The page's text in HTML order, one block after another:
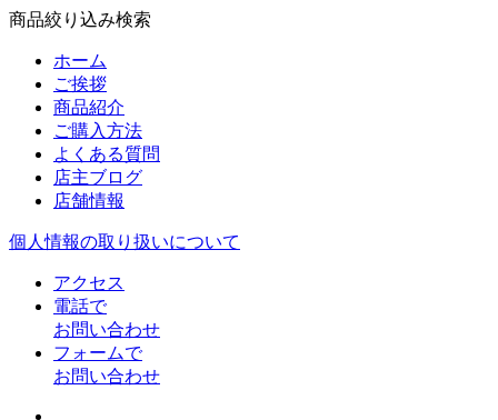
商品絞り込み検索
ホーム
ご挨拶
商品紹介
ご購入方法
よくある質問
店主ブログ
店舗情報
個人情報の取り扱いについて
アクセス
電話で
お問い合わせ
フォームで
お問い合わせ